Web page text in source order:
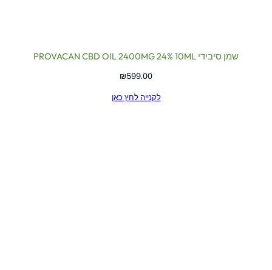
שמן סיבידי PROVACAN CBD OIL 2400MG 24% 10ML
₪599.00
לקנייה לחץ כאן